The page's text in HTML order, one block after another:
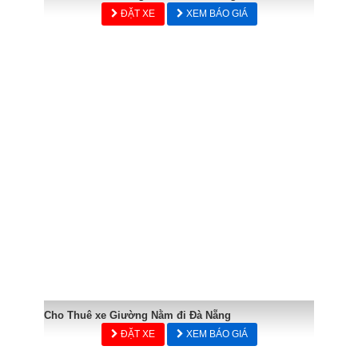
ĐẶT XE XEM BÁO GIÁ
Cho Thuê xe Giường Nằm đi Đà Nẵng
ĐẶT XE XEM BÁO GIÁ